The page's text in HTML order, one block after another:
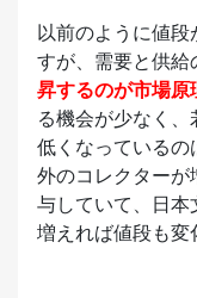
以前のように値
すが、需要と供給
昇するのが市場原
る機会が少なく
低くなっている
外のコレクター
与していて、日
増えれば値段も変